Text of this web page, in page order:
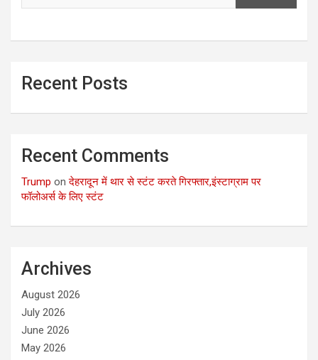
Recent Posts
Recent Comments
Trump onदेहरादून में थार से स्टंट करते गिरफ्तार,इंस्टाग्राम पर
फॉलोअर्स के लिए स्टंट
Archives
August 2026
July 2026
June 2026
May 2026